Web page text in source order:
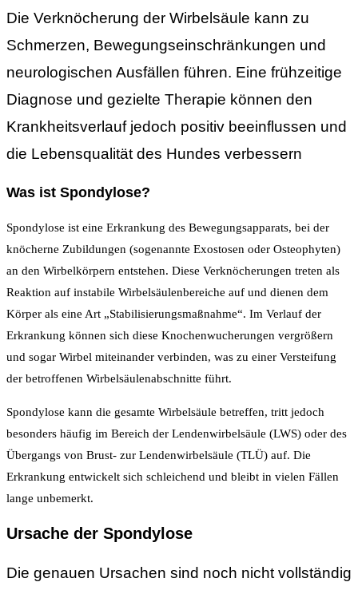
Die Verknöcherung der Wirbelsäule kann zu
Schmerzen, Bewegungseinschränkungen und
neurologischen Ausfällen führen. Eine frühzeitige
Diagnose und gezielte Therapie können den
Krankheitsverlauf jedoch positiv beeinflussen und
die Lebensqualität des Hundes verbessern
Was ist Spondylose?
Spondylose ist eine Erkrankung des Bewegungsapparats, bei der
knöcherne Zubildungen (sogenannte Exostosen oder Osteophyten)
an den Wirbelkörpern entstehen. Diese Verknöcherungen treten als
Reaktion auf instabile Wirbelsäulenbereiche auf und dienen dem
Körper als eine Art „Stabilisierungsmaßnahme“. Im Verlauf der
Erkrankung können sich diese Knochenwucherungen vergrößern
und sogar Wirbel miteinander verbinden, was zu einer Versteifung
der betroffenen Wirbelsäulenabschnitte führt.
Spondylose kann die gesamte Wirbelsäule betreffen, tritt jedoch
besonders häufig im Bereich der Lendenwirbelsäule (LWS) oder des
Übergangs von Brust- zur Lendenwirbelsäule (TLÜ) auf. Die
Erkrankung entwickelt sich schleichend und bleibt in vielen Fällen
lange unbemerkt.
Ursache der Spondylose
Die genauen Ursachen sind noch nicht vollständig